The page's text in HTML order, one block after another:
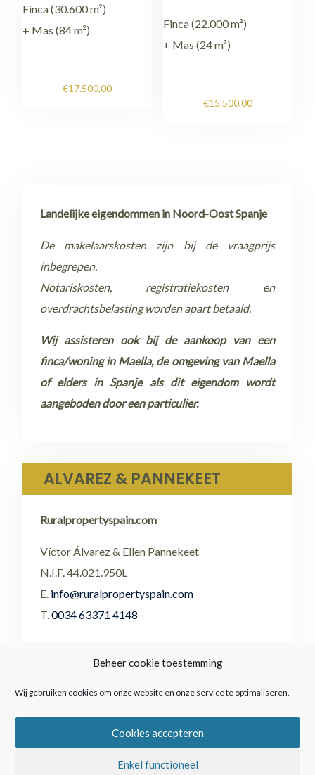
Beheer cookie toestemming
Wij gebruiken cookies om onze website en onze service te optimaliseren.
Cookies accepteren
Enkel functioneel
Finca (30.600 m²)
+ Mas (84 m²)
€17.500,00
Finca (22.000 m²)
+ Mas (24 m²)
€15.500,00
Landelijke eigendommen in Noord-Oost Spanje
De makelaarskosten zijn bij de vraagprijs
inbegrepen.
Notariskosten, registratiekosten en
overdrachtsbelasting worden apart betaald.
Wij assisteren ook bij de aankoop van een
finca/woning in Maella, de omgeving van Maella
of elders in Spanje als dit eigendom wordt
aangeboden door een particulier.
ALVAREZ & PANNEKEET
Ruralpropertyspain.com
Víctor Álvarez & Ellen Pannekeet
N.I.F. 44.021.950L
E. info@ruralpropertyspain.com
T.0034 63371 4148